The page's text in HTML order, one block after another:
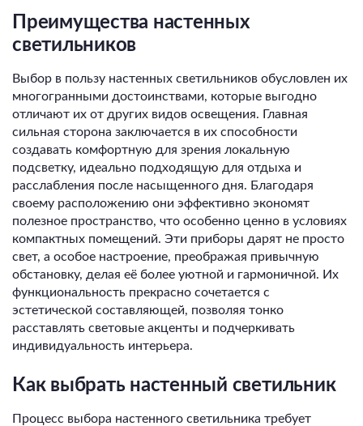
Преимущества настенных
светильников
Выбор в пользу настенных светильников обусловлен их
многогранными достоинствами, которые выгодно
отличают их от других видов освещения. Главная
сильная сторона заключается в их способности
создавать комфортную для зрения локальную
подсветку, идеально подходящую для отдыха и
расслабления после насыщенного дня. Благодаря
своему расположению они эффективно экономят
полезное пространство, что особенно ценно в условиях
компактных помещений. Эти приборы дарят не просто
свет, а особое настроение, преображая привычную
обстановку, делая её более уютной и гармоничной. Их
функциональность прекрасно сочетается с
эстетической составляющей, позволяя тонко
расставлять световые акценты и подчеркивать
индивидуальность интерьера.
Как выбрать настенный светильник
Процесс выбора настенного светильника требует